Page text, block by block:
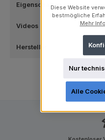
Eigenschaften
Videos
Hersteller
Diese Website
bestmögliche
Mehr
Nur
Alle